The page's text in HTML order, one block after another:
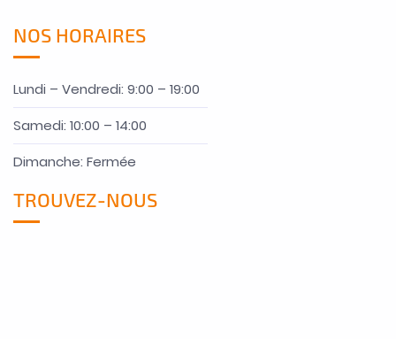
NOS HORAIRES
Lundi – Vendredi: 9:00 – 19:00
Samedi: 10:00 – 14:00
Dimanche: Fermée
TROUVEZ-NOUS